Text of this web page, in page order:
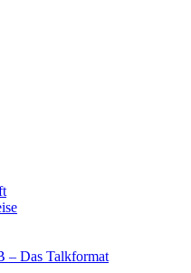
– Das Talkformat